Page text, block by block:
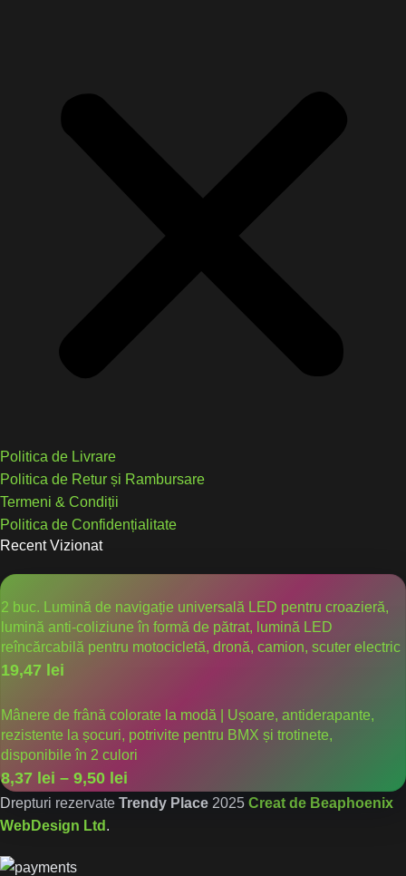
Politica de Livrare
Politica de Retur și Rambursare
Termeni & Condiții
Politica de Confidențialitate
Recent Vizionat
2 buc. Lumină de navigație universală LED pentru croazieră,
lumină anti-coliziune în formă de pătrat, lumină LED
reîncărcabilă pentru motocicletă, dronă, camion, scuter electric
19,47 lei
Mânere de frână colorate la modă | Ușoare, antiderapante,
rezistente la șocuri, potrivite pentru BMX și trotinete,
disponibile în 2 culori
8,37 lei – 9,50 lei
Drepturi rezervate Trendy Place 2025 Creat de Beaphoenix
WebDesign Ltd .